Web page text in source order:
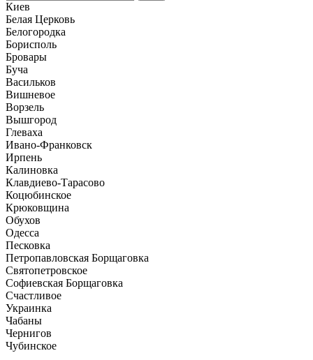
Киев
Белая Церковь
Белогородка
Борисполь
Бровары
Буча
Васильков
Вишневое
Ворзель
Вышгород
Глеваха
Ивано-Франковск
Ирпень
Калиновка
Клавдиево-Тарасово
Коцюбинское
Крюковщина
Обухов
Одесса
Песковка
Петропавловская Борщаговка
Святопетровское
Софиевская Борщаговка
Счастливое
Украинка
Чабаны
Чернигов
Чубинское